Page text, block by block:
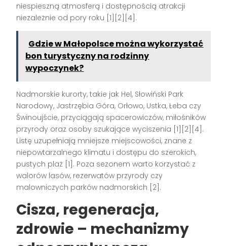
niespieszną atmosferą i dostępnością atrakcji
niezależnie od pory roku [1][2][4] .
Gdzie w Małopolsce można wykorzystać
bon turystyczny na rodzinny
wypoczynek?
Nadmorskie kurorty, takie jak Hel, Słowiński Park
Narodowy, Jastrzębia Góra, Orłowo, Ustka, Łeba czy
Świnoujście, przyciągają spacerowiczów, miłośników
przyrody oraz osoby szukające wyciszenia [1][2][4] .
Listę uzupełniają mniejsze miejscowości, znane z
niepowtarzalnego klimatu i dostępu do szerokich,
pustych plaż [1] . Poza sezonem warto korzystać z
walorów lasów, rezerwatów przyrody czy
malowniczych parków nadmorskich [2] .
Cisza, regeneracja,
zdrowie – mechanizmy